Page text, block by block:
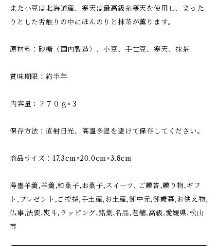
また小豆は北海道産、寒天は最高級糸寒天を使用し、まった
りとした舌触りの中にほんのりと抹茶が薫ります。
原材料：砂糖（国内製造）、小豆、手亡豆、寒天、抹茶
賞味期限：約半年
内容量：２７０ｇ×３
保存方法：直射日光、高温多湿を避けて保存してください。
商品サイズ：17.3cm×20.0cm×3.8cm
薄墨羊羹,羊羹,和菓子,お菓子,スイーツ, ご贈答,贈り物,ギフ
ト,プレゼント,ご挨拶,手土産,お土産,御中元,御歳暮,お供え物,
仏事,法要,熨斗,ラッピング,銘菓,名品,老舗,高級,愛媛県,松山
市